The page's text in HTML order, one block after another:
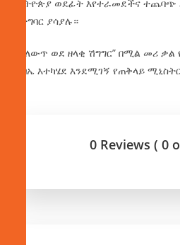
ኢትዮጵያ ወደፊት እየተራመደችና ተጨባጭ
በተግባር ያሳያሉ።
“ከለውጥ ወደ ዘላቂ ሽግግር” በሚል መሪ
ጉባኤ እተካሄደ እንደሚገኝ የጠቅላይ
0 Reviews ( 0